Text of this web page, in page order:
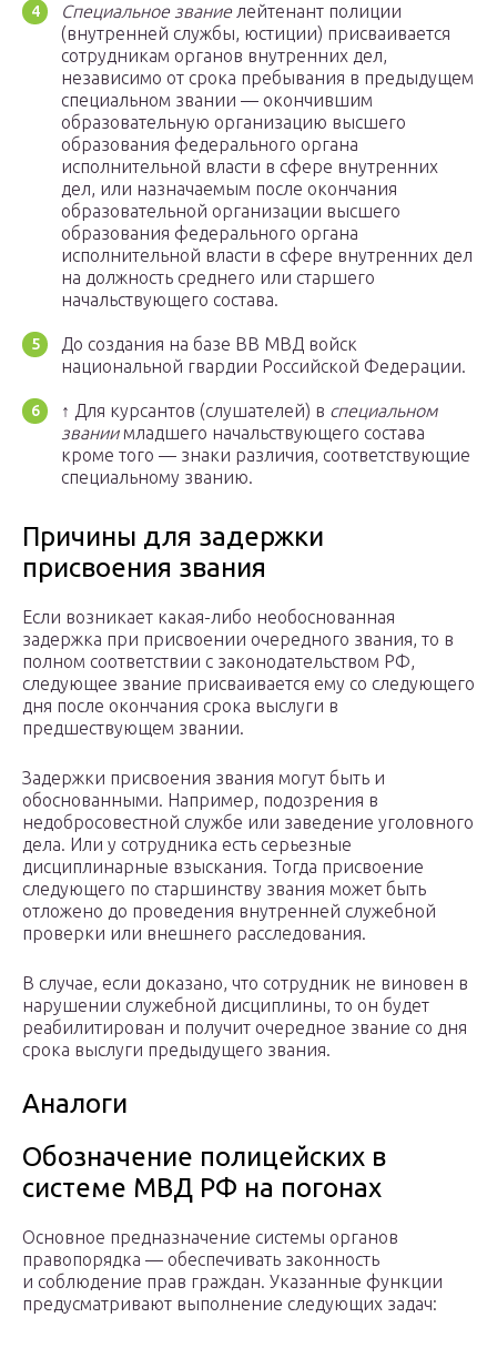
Специальное званиелейтенант полиции
(внутренней службы, юстиции) присваивается
сотрудникам органов внутренних дел,
независимо от срока пребывания в предыдущем
специальном звании — окончившим
образовательную организацию высшего
образования федерального органа
исполнительной власти в сфере внутренних
дел, или назначаемым после окончания
образовательной организации высшего
образования федерального органа
исполнительной власти в сфере внутренних дел
на должность среднего или старшего
начальствующего состава.
До создания на базе ВВ МВД войск
национальной гвардии Российской Федерации.
↑ Для курсантов (слушателей) в специальном
званиимладшего начальствующего состава
кроме того — знаки различия, соответствующие
специальному званию.
Причины для задержки
присвоения звания
Если возникает какая-либо необоснованная
задержка при присвоении очередного звания, то в
полном соответствии с законодательством РФ,
следующее звание присваивается ему со следующего
дня после окончания срока выслуги в
предшествующем звании.
Задержки присвоения звания могут быть и
обоснованными. Например, подозрения в
недобросовестной службе или заведение уголовного
дела. Или у сотрудника есть серьезные
дисциплинарные взыскания. Тогда присвоение
следующего по старшинству звания может быть
отложено до проведения внутренней служебной
проверки или внешнего расследования.
В случае, если доказано, что сотрудник не виновен в
нарушении служебной дисциплины, то он будет
реабилитирован и получит очередное звание со дня
срока выслуги предыдущего звания.
Аналоги
Обозначение полицейских в
системе МВД РФ на погонах
Основное предназначение системы органов
правопорядка — обеспечивать законность
и соблюдение прав граждан. Указанные функции
предусматривают выполнение следующих задач: